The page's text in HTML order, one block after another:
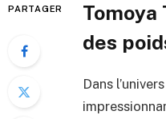
PARTAGER
des
Dans